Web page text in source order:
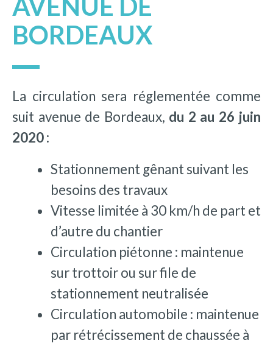
AVENUE DE
BORDEAUX
La circulation sera réglementée comme
suit avenue de Bordeaux, du 2 au 26 juin
2020 :
Stationnement gênant suivant les
besoins des travaux
Vitesse limitée à 30 km/h de part et
d’autre du chantier
Circulation piétonne : maintenue
sur trottoir ou sur file de
stationnement neutralisée
Circulation automobile : maintenue
par rétrécissement de chaussée à